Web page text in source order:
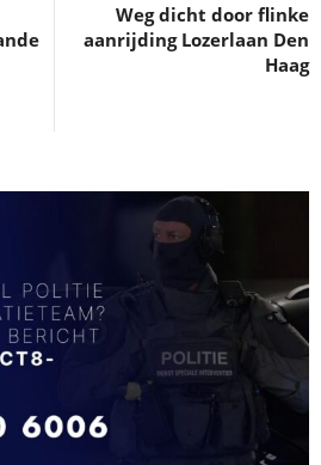
Weg dicht door flinke
aanrijding Lozerlaan Den
Haag